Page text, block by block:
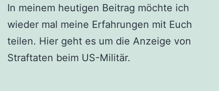
In meinem heutigen Beitrag möchte ich
wieder mal meine Erfahrungen mit Euch
teilen. Hier geht es um die Anzeige von
Straftaten beim US-Militär.